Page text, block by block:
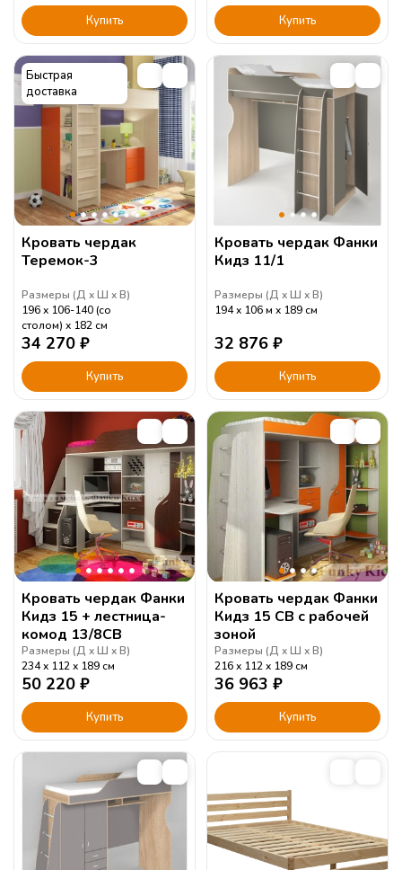
Купить Купить
Быстрая
доставка
Кровать чердак
Теремок-3
Размеры (Д Ш В)
196
106-140 (со
столом)
182 см
34 270 ₽
Купить
Кровать чердак Фанки
Кидз 11/1
Размеры (Д Ш В)
194
106 м 189 см
32 876 ₽
Купить
Кровать чердак Фанки
Кидз 15 + лестница-
комод 13/8СВ
Размеры (Д Ш В)
234
112 189 см
50 220 ₽
Купить
Кровать чердак Фанки
Кидз 15 СВ с рабочей
зоной
Размеры (Д Ш В)
216
112 189 см
36 963 ₽
Купить